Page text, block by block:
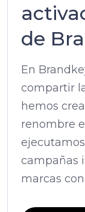
de
En
compartir
hemos
renombre
campañas
marcas